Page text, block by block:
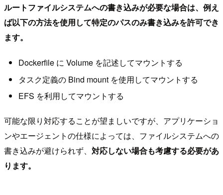
ルートファイルシステムへの書き込みが必要な場合は、例え
ば以下の方法を使用して特定のパスのみ書き込みを許可でき
ます。
Dockerfile に Volume を記述してマウントする
タスク定義の Bind mount を使用してマウントする
EFS を利用してマウントする
可能な限り対応することが望ましいですが、アプリケーショ
ンやエージェントの仕様によっては、ファイルシステムへの
書き込みが避けられず、 対応しない場合も考慮する必要があ
ります。